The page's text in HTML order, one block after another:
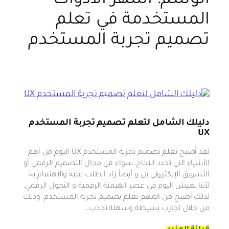
المستخدمة في تعلم
تصميم تجربة المستخدم
دليلك الشامل لتعلم تصميم تجربة المستخدم
UX
لقد أصبح تعلم تصميم تجربة المستخدم UX اليوم من أهم
الأشياء التي تحدد النجاح، سواء في مجال التصميم الرقمي أو
التسويق الإلكتروني بل و أيضاً زاد الطلب عليه والاهتمام به.
لأننا نعيش اليوم في عصر الهيمنة الرقمية و التحول الرقمي،
لذلك أصبح من المهم تعلم تصميم تجربة المستخدم. وذلك
من خلال تجارب بسيطة وسهلة تجذب…